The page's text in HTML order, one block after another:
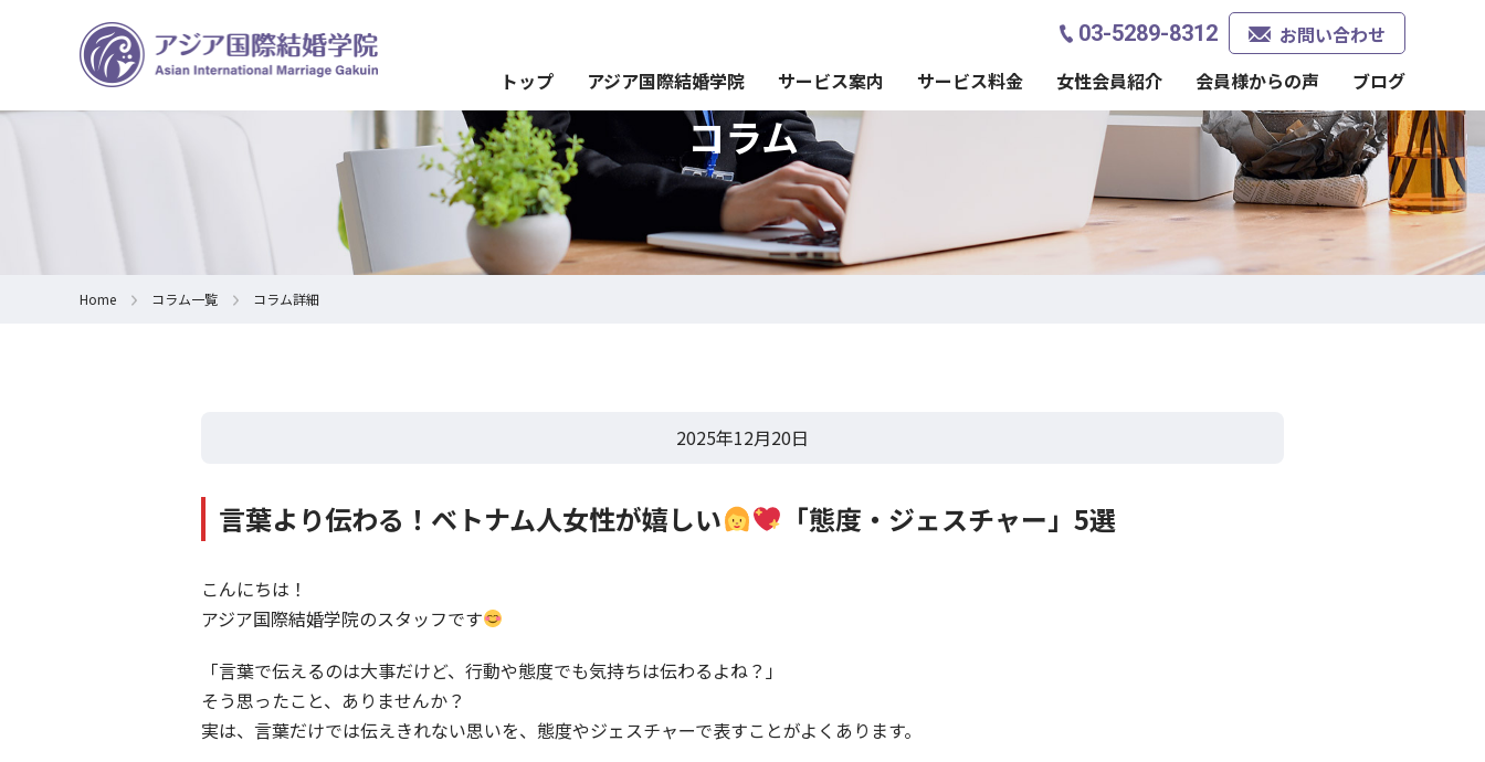
03-5289-8312
お問い合わせ
トップ
アジア国際結婚学院 サービス案内 サービス料金 女性会員紹介 会員様からの声 ブログ
コラム
Home コラム一覧 コラム詳細
2025年12月20日
言葉より伝わる！ベトナム人女性が嬉しい 「態度・ジェスチャー」5選
こんにちは！
アジア国際結婚学院のスタッフです
「言葉で伝えるのは大事だけど、行動や態度でも気持ちは伝わるよね？」
そう思ったこと、ありませんか？
実は、言葉だけでは伝えきれない思いを、態度やジェスチャーで表すことがよくあります。